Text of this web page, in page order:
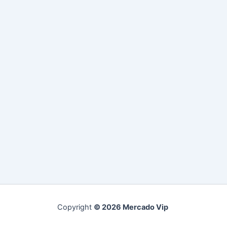
Copyright © 2026 Mercado Vip